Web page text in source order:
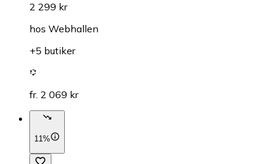
2 299 kr
hos Webhallen
+5 butiker
fr. 2 069 kr
11%